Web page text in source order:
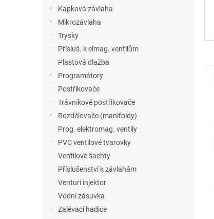
Kapková závlaha
Mikrozávlaha
Trysky
Přísluš. k elmag. ventilům
Plastová dlažba
Programátory
Postřikovače
Trávníkové postřikovače
Rozdělovače (manifoldy)
Prog. elektromag. ventily
PVC ventilové tvarovky
Ventilové šachty
Příslušenství k závlahám
Venturi injektor
Vodní zásuvka
Zalévací hadice